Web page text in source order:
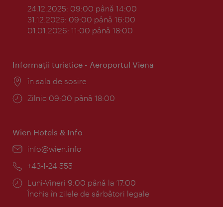
24.12.2025: 09:00 până 14:00
31.12.2025: 09:00 până 16:00
01.01.2026: 11:00 până 18:00
Informaţii turistice - Aeroportul Viena
Locul:
în sala de sosire
Program:
Zilnic 09:00 până 18:00
Wien Hotels & Info
E-
info@wien.info
Telefon:
+43-1-24 555
Program:
Luni-Vineri 9:00 până la 17:00
Închis în zilele de sărbători legale